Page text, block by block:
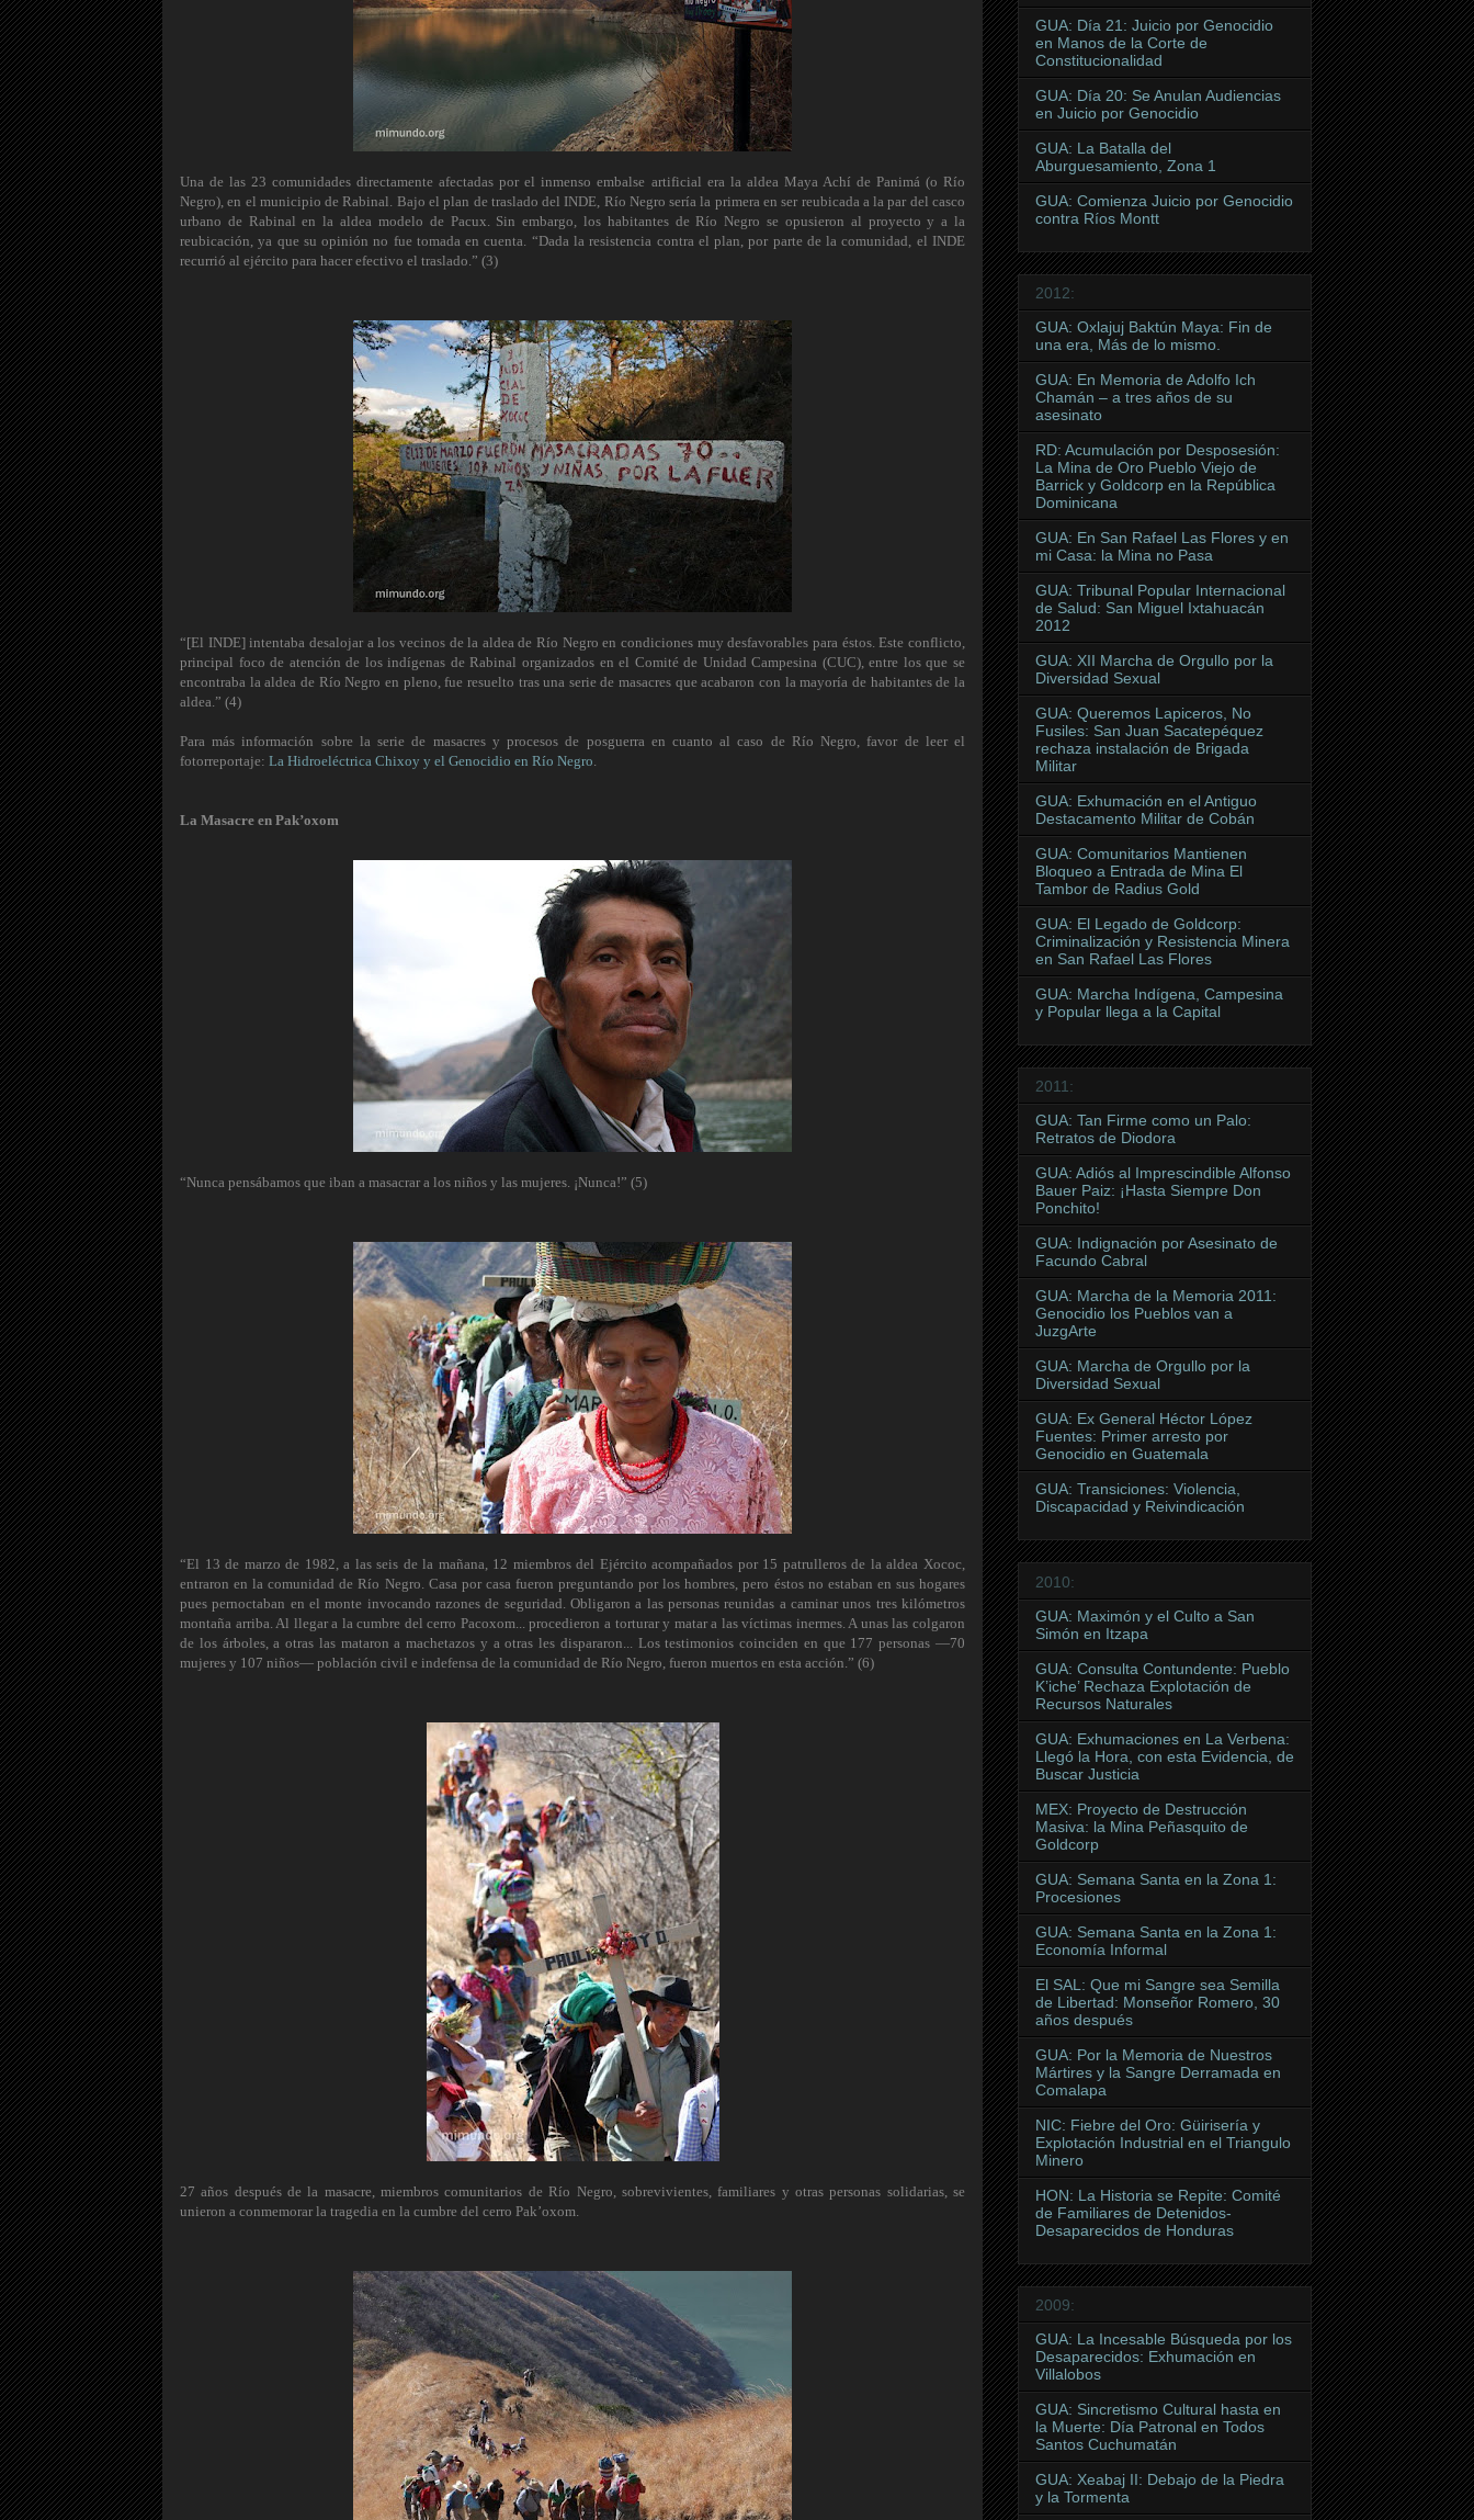
Una de las 23 comunidades directamente afectadas por el inmenso embalse artificial era la aldea Maya Achí de Panimá (o Río
Negro), en el municipio de Rabinal. Bajo el plan de traslado del INDE, Río Negro sería la primera en ser reubicada a la par del casco
urbano de Rabinal en la aldea modelo de Pacux. Sin embargo, los habitantes de Río Negro se opusieron al proyecto y a la
reubicación, ya que su opinión no fue tomada en cuenta. “Dada la resistencia contra el plan, por parte de la comunidad, el INDE
recurrió al ejército para hacer efectivo el traslado.” (3)
“[El INDE] intentaba desalojar a los vecinos de la aldea de Río Negro en condiciones muy desfavorables para éstos. Este conflicto,
principal foco de atención de los indígenas de Rabinal organizados en el Comité de Unidad Campesina (CUC), entre los que se
encontraba la aldea de Río Negro en pleno, fue resuelto tras una serie de masacres que acabaron con la mayoría de habitantes de la
aldea.” (4)
Para más información sobre la serie de masacres y procesos de posguerra en cuanto al caso de Río Negro, favor de leer el
fotorreportaje: La Hidroeléctrica Chixoy y el Genocidio en Río Negro.
La Masacre en Pak’oxom
“Nunca pensábamos que iban a masacrar a los niños y las mujeres. ¡Nunca!” (5)
“El 13 de marzo de 1982, a las seis de la mañana, 12 miembros del Ejército acompañados por 15 patrulleros de la aldea Xococ,
entraron en la comunidad de Río Negro. Casa por casa fueron preguntando por los hombres, pero éstos no estaban en sus hogares
pues pernoctaban en el monte invocando razones de seguridad. Obligaron a las personas reunidas a caminar unos tres kilómetros
montaña arriba. Al llegar a la cumbre del cerro Pacoxom... procedieron a torturar y matar a las víctimas inermes. A unas las colgaron
de los árboles, a otras las mataron a machetazos y a otras les dispararon... Los testimonios coinciden en que 177 personas —70
mujeres y 107 niños— población civil e indefensa de la comunidad de Río Negro, fueron muertos en esta acción.” (6)
27 años después de la masacre, miembros comunitarios de Río Negro, sobrevivientes, familiares y otras personas solidarias, se
unieron a conmemorar la tragedia en la cumbre del cerro Pak’oxom.
GUA: Día 21: Juicio por Genocidio
en Manos de la Corte de
Constitucionalidad
GUA: Día 20: Se Anulan Audiencias
en Juicio por Genocidio
GUA: La Batalla del
Aburguesamiento, Zona 1
GUA: Comienza Juicio por Genocidio
contra Ríos Montt
2012:
GUA: Oxlajuj Baktún Maya: Fin de
una era, Más de lo mismo.
GUA: En Memoria de Adolfo Ich
Chamán – a tres años de su
asesinato
RD: Acumulación por Desposesión:
La Mina de Oro Pueblo Viejo de
Barrick y Goldcorp en la República
Dominicana
GUA: En San Rafael Las Flores y en
mi Casa: la Mina no Pasa
GUA: Tribunal Popular Internacional
de Salud: San Miguel Ixtahuacán
2012
GUA: XII Marcha de Orgullo por la
Diversidad Sexual
GUA: Queremos Lapiceros, No
Fusiles: San Juan Sacatepéquez
rechaza instalación de Brigada
Militar
GUA: Exhumación en el Antiguo
Destacamento Militar de Cobán
GUA: Comunitarios Mantienen
Bloqueo a Entrada de Mina El
Tambor de Radius Gold
GUA: El Legado de Goldcorp:
Criminalización y Resistencia Minera
en San Rafael Las Flores
GUA: Marcha Indígena, Campesina
y Popular llega a la Capital
2011:
GUA: Tan Firme como un Palo:
Retratos de Diodora
GUA: Adiós al Imprescindible Alfonso
Bauer Paiz: ¡Hasta Siempre Don
Ponchito!
GUA: Indignación por Asesinato de
Facundo Cabral
GUA: Marcha de la Memoria 2011:
Genocidio los Pueblos van a
JuzgArte
GUA: Marcha de Orgullo por la
Diversidad Sexual
GUA: Ex General Héctor López
Fuentes: Primer arresto por
Genocidio en Guatemala
GUA: Transiciones: Violencia,
Discapacidad y Reivindicación
2010:
GUA: Maximón y el Culto a San
Simón en Itzapa
GUA: Consulta Contundente: Pueblo
K’iche’ Rechaza Explotación de
Recursos Naturales
GUA: Exhumaciones en La Verbena:
Llegó la Hora, con esta Evidencia, de
Buscar Justicia
MEX: Proyecto de Destrucción
Masiva: la Mina Peñasquito de
Goldcorp
GUA: Semana Santa en la Zona 1:
Procesiones
GUA: Semana Santa en la Zona 1:
Economía Informal
El SAL: Que mi Sangre sea Semilla
de Libertad: Monseñor Romero, 30
años después
GUA: Por la Memoria de Nuestros
Mártires y la Sangre Derramada en
Comalapa
NIC: Fiebre del Oro: Güirisería y
Explotación Industrial en el Triangulo
Minero
HON: La Historia se Repite: Comité
de Familiares de Detenidos-
Desaparecidos de Honduras
2009:
GUA: La Incesable Búsqueda por los
Desaparecidos: Exhumación en
Villalobos
GUA: Sincretismo Cultural hasta en
la Muerte: Día Patronal en Todos
Santos Cuchumatán
GUA: Xeabaj II: Debajo de la Piedra
y la Tormenta